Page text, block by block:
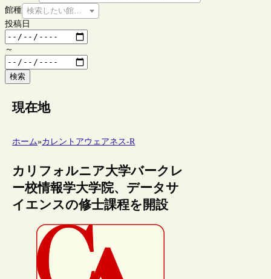
館種 検索したい館種を選択してください
投稿日
～
検索
現在地
ホーム»カレントアウェアネス-R
カリフォルニア大学バークレ
ー校情報学大学院、データサ
イエンスの修士課程を開設